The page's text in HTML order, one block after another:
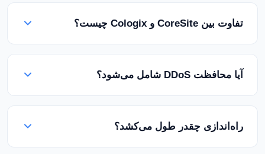
America و Europe. Dallas اتصال متعادلی را در مرکز
USA ارائه می‌دهد. برای سرورهای بازی، Dallas توصیه
است.
تفاوت بین CoreSite و Cologix چیست؟
استراتژیک خود در ساختمان Infomart برجسته است. ما
تضمین می‌کنیم.
آیا محافظت DDoS شامل می‌شود؟
همیشه با تشخیص و فیلتر فوری در سطح شبکه محافظت
می‌شود.
راه‌اندازی چقدر طول می‌کشد؟